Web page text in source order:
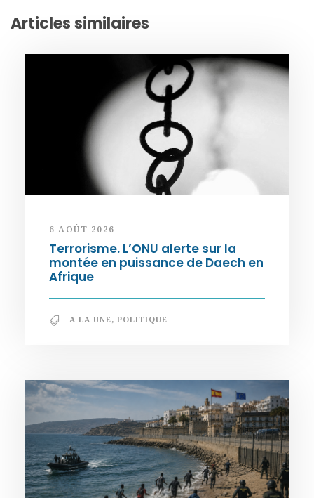
Articles similaires
6 AOÛT 2026
Terrorisme. L’ONU alerte sur la
montée en puissance de Daech en
Afrique
A LA UNE, POLITIQUE